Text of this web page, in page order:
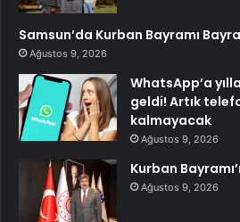
Samsun’da Kurban Bayramı
Ağustos 9, 2026
WhatsApp’a
geldi! Artık
kalmayacak
Ağustos 9, 2026
Kurban
Ağustos 9, 2026